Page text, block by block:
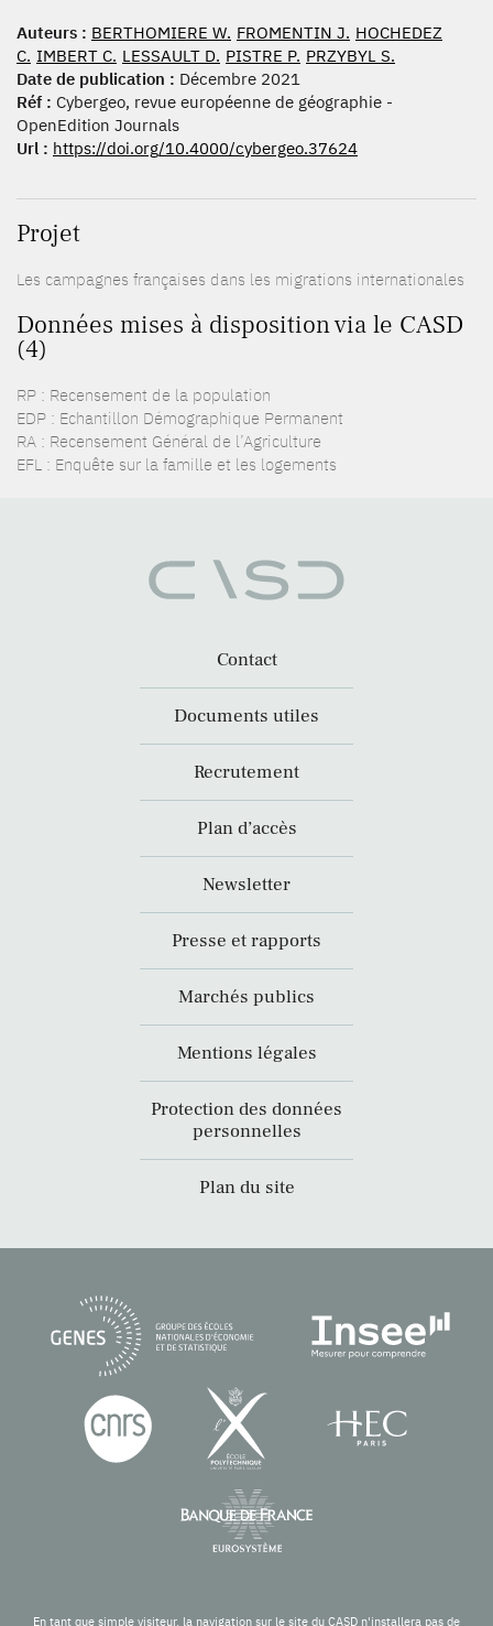
Auteurs : BERTHOMIERE W. FROMENTIN J. HOCHEDEZ
C. IMBERT C. LESSAULT D. PISTRE P. PRZYBYL S.
Date de publication : Décembre 2021
Réf : Cybergeo, revue européenne de géographie -
OpenEdition Journals
Url : https://doi.org/10.4000/cybergeo.37624
Projet
Les campagnes françaises dans les migrations internationales
Données mises à disposition via le CASD
(4)
RP : Recensement de la population
EDP : Echantillon Démographique Permanent
RA : Recensement Général de l’Agriculture
EFL : Enquête sur la famille et les logements
Contact
Documents utiles
Recrutement
Plan d’accès
Newsletter
Presse et rapports
Marchés publics
Mentions légales
Protection des données
personnelles
Plan du site
En tant que simple visiteur, la navigation sur le site du CASD n'installera pas de